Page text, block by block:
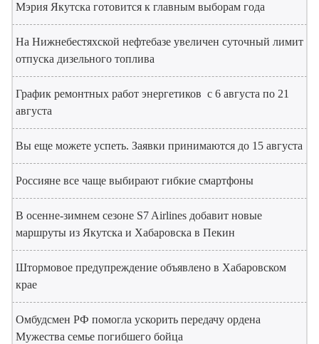
Мэрия Якутска готовится к главным выборам года
На Нижнебестяхской нефтебазе увеличен суточный лимит
отпуска дизельного топлива
График ремонтных работ энергетиков с 6 августа по 21
августа
Вы еще можете успеть. Заявки принимаются до 15 августа
Россияне все чаще выбирают гибкие смартфоны
В осенне-зимнем сезоне S7 Airlines добавит новые
маршруты из Якутска и Хабаровска в Пекин
Штормовое предупреждение объявлено в Хабаровском
крае
Омбудсмен РФ помогла ускорить передачу ордена
Мужества семье погибшего бойца